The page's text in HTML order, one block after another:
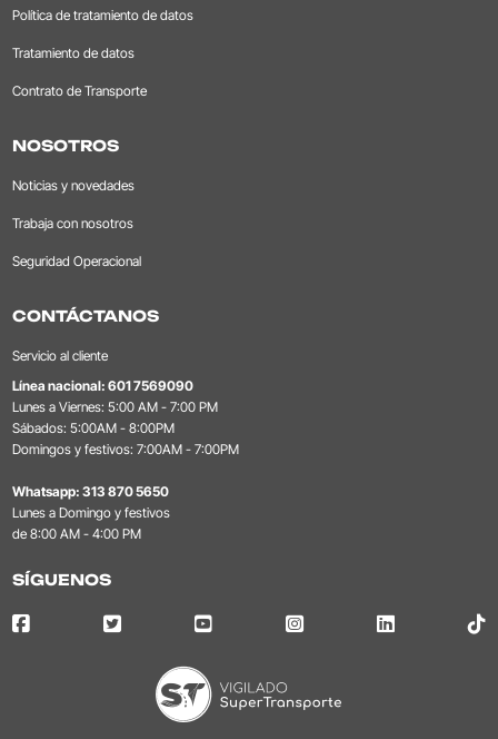
Política de tratamiento de datos
Tratamiento de datos
Contrato de Transporte
NOSOTROS
Noticias y novedades
Trabaja con nosotros
Seguridad Operacional
CONTÁCTANOS
Servicio al cliente
Línea nacional:601 7569090
Lunes a Viernes: 5:00 AM - 7:00 PM
Sábados: 5:00AM - 8:00PM
Domingos y festivos: 7:00AM - 7:00PM
Whatsapp:313 870 5650
Lunes a Domingo y festivos
de 8:00 AM - 4:00 PM
SÍGUENOS